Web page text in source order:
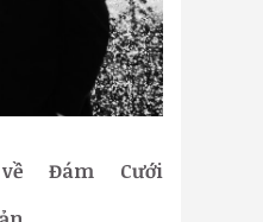
Đám Cưới